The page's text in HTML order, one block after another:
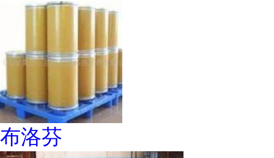
布洛芬